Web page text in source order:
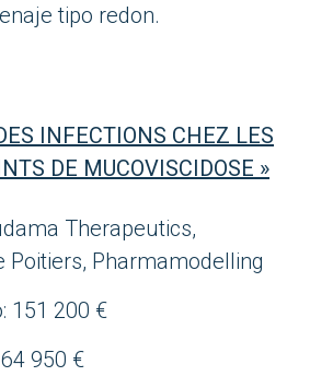
tipo redon.
INFECTIONS CHEZ LES
DE MUCOVISCIDOSE »
Therapeutics,
Poitiers, Pharmamodelling
151 200 €
950 €